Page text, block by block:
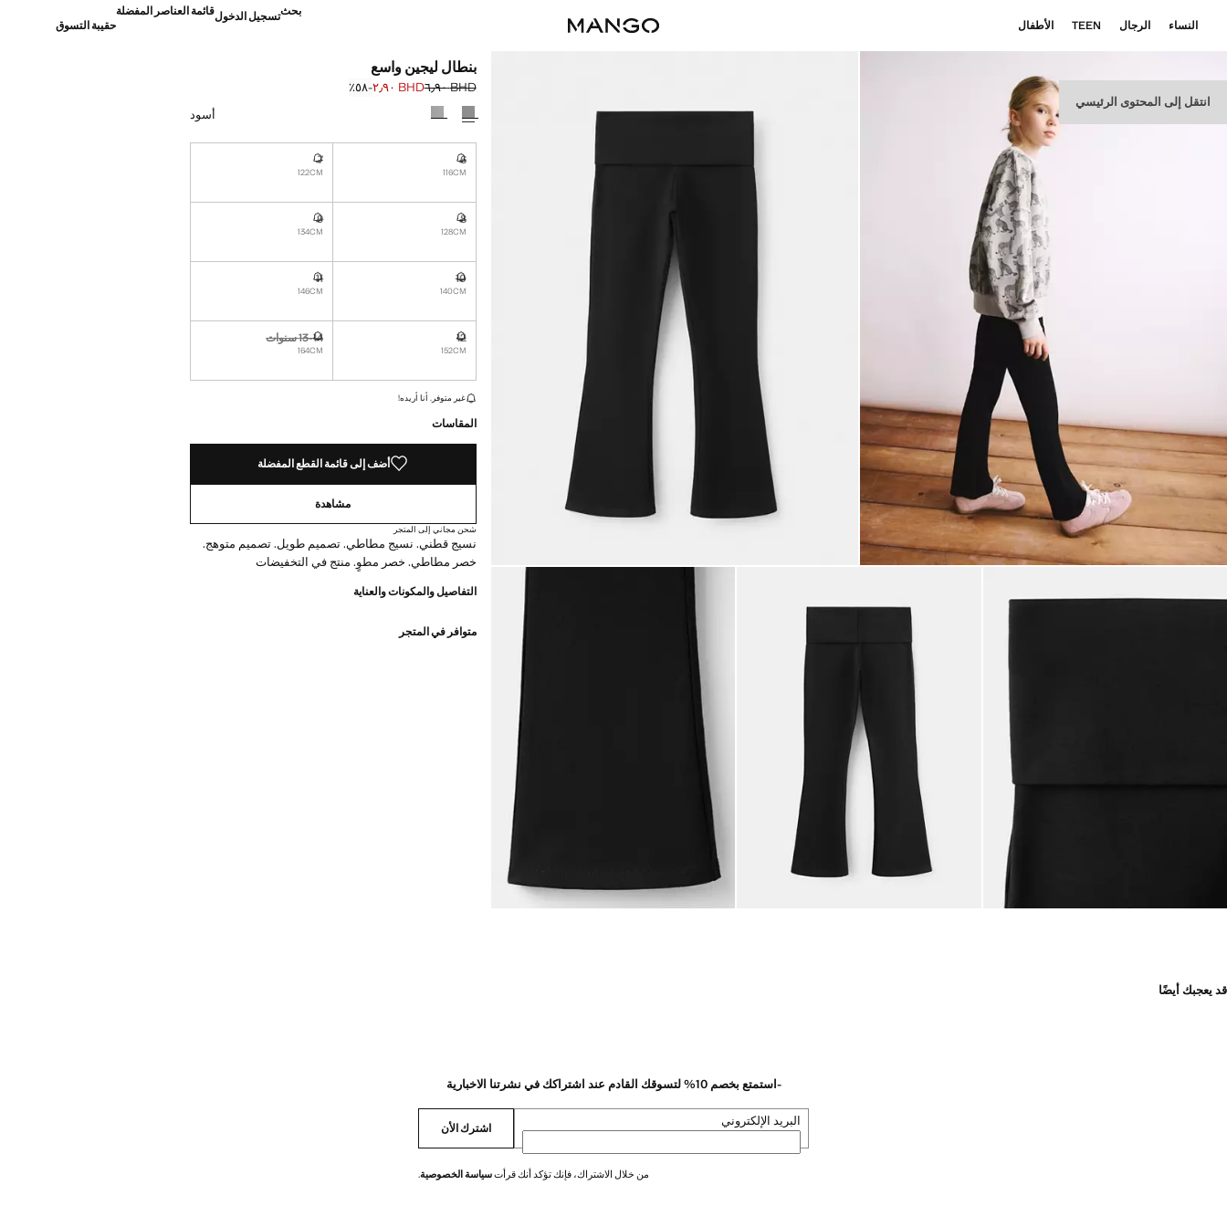
انتقل إلى المحتوى الرئيسي
النساء الرجال TEEN الأطفال
بحثتسجيل الدخولقائمة العناصر المفضلة
حقيبة التسوق
بنطال ليجين واسع
السعر الأول محذوف [BHD ٦٫٩٠ ]
BHD ٦٫٩٠
السعر الحالي [BHD ٢٫٩٠ ]
BHD ٢٫٩٠
؜-٥٨٪؜
حدد اللون
أسود
6
116CM
غير متوفر. أنا أريده!
7
122CM
غير متوفر. أنا أريده!
8
128CM
غير متوفر. أنا أريده!
9
134CM
غير متوفر. أنا أريده!
10
140CM
غير متوفر. أنا أريده!
11
146CM
غير متوفر. أنا أريده!
12
152CM
غير متوفر. أنا أريده!
13-14 سنوات
164CM
غير متوفر. أنا أريده!
القطع الأخيرة!
غير متوفر. أنا أريده!
المقاسات
أضف إلى قائمة القطع المفضلة
مشاهدة
شحن مجاني إلى المتجر
نسيج قطني. نسيج مطاطي. تصميم طويل. تصميم متوهج.
خصر مطاطي. خصر مطوٍ. منتج في التخفيضات
التفاصيل والمكونات والعناية
متوافر في المتجر
قد يعجبك أيضًا
-استمتع بخصم 10% لتسوقك القادم عند اشتراكك في نشرتنا الاخبارية
البريد الإلكتروني اشترك الأن
من خلال الاشتراك، فإنك تؤكد أنك قرأتسياسة الخصوصية.